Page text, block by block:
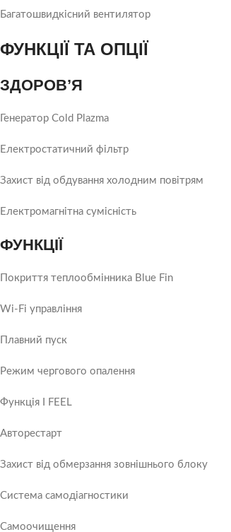
Багатошвидкісний вентилятор
ФУНКЦІЇ ТА ОПЦІЇ
ЗДОРОВ’Я
Генератор Cold Plazma
Електростатичний фільтр
Захист від обдування холодним повітрям
Електромагнітна сумісність
ФУНКЦІЇ
Покриття теплообмінника Blue Fin
Wi-Fi управління
Плавний пуск
Режим чергового опалення
Функція I FEEL
Авторестарт
Захист від обмерзання зовнішнього блоку
Система самодіагностики
Самоочищення